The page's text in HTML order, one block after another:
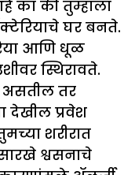
का की तुम्हाला
घर बनते.
आणि धूळ
स्थिरावते.
असतील तर
देखील प्रवेश
शरीरात
श्वसनाचे